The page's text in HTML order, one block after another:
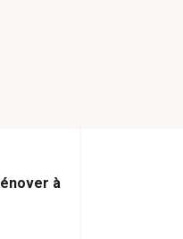
à